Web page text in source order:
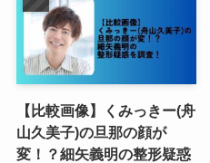
【比較画像】くみっきー(舟
山久美子)の旦那の顔が
変！？細矢義明の整形疑惑